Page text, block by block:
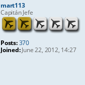
mart113
Capitán Jefe
Posts:370
Joined:June 22, 2012, 14:27